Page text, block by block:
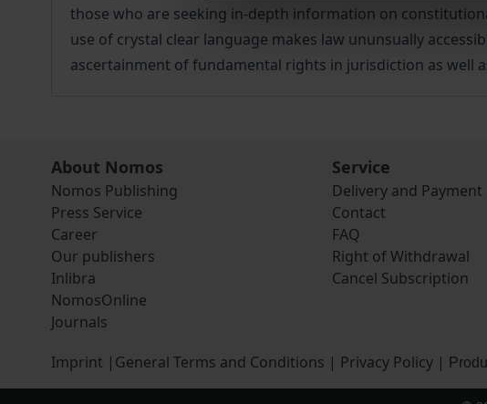
those who are seeking in-depth information on
use of crystal clear language makes law ununsually
ascertainment of fundamental rights in jurisdiction as well
About Nomos
Nomos Publishing
Press Service
Career
Our publishers
Inlibra
NomosOnline
Journals
Service
Delivery and Payment
Contact
FAQ
Right of Withdrawal
Cancel Subscription
Imprint | General Terms and Conditions | Privacy Policy |